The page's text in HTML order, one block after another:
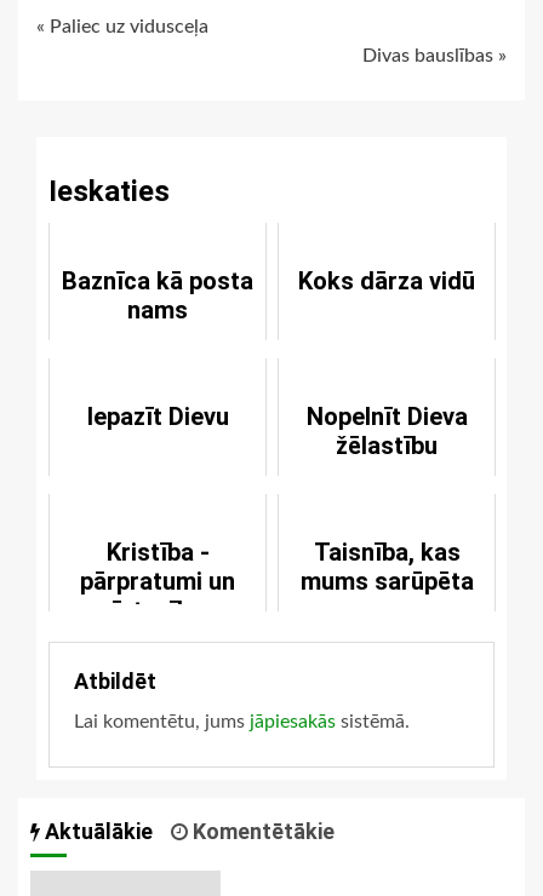
Continue
« Paliec uz vidusceļa
Divas bauslības »
Ieskaties
Baznīca kā posta
nams
Koks dārza vidū
Iepazīt Dievu
Nopelnīt Dieva
žēlastību
Kristība -
pārpratumi un
īstenība
Taisnība, kas
mums sarūpēta
Atbildēt
Lai komentētu, jums jāpiesakās sistēmā.
Aktuālākie Komentētākie